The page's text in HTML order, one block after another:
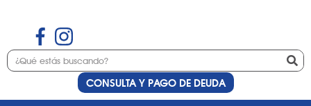
CONSULTA Y PAGO DE DEUDA